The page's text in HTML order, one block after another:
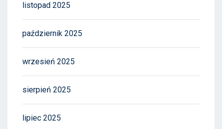
listopad 2025
październik 2025
wrzesień 2025
sierpień 2025
lipiec 2025